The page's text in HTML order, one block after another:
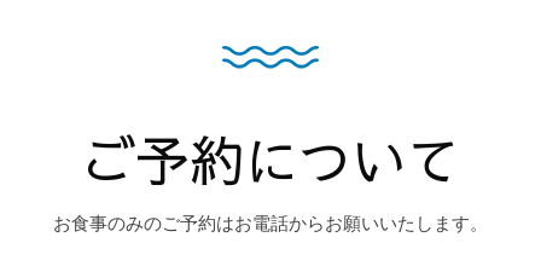
ご予約について
お食事のみのご予約はお電話からお願いいたします。